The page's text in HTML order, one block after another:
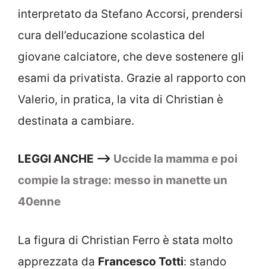
interpretato da Stefano Accorsi, prendersi
cura dell’educazione scolastica del
giovane calciatore, che deve sostenere gli
esami da privatista. Grazie al rapporto con
Valerio, in pratica, la vita di Christian è
destinata a cambiare.
LEGGI ANCHE –> Uccide la mamma e poi
compie la strage: messo in manette un
40enne
La figura di Christian Ferro è stata molto
apprezzata da Francesco Totti: stando